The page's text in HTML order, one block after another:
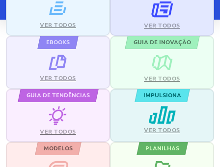
VER TODOS VER TODOS
EBOOKS
VER TODOS
GUIA DE INOVAÇÃO
VER TODOS
GUIA DE TENDÊNCIAS
VER TODOS
IMPULSIONA
VER TODOS
MODELOS PLANILHAS